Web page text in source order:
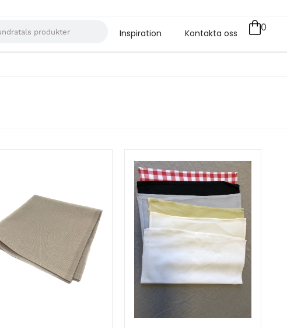
Inspiration Kontakta oss
0